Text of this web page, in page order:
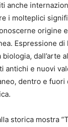
anche
i molteplici
origine
Espressione
biologia, dall’arte
antichi e nuovi
dentro e fuori
storica mostra